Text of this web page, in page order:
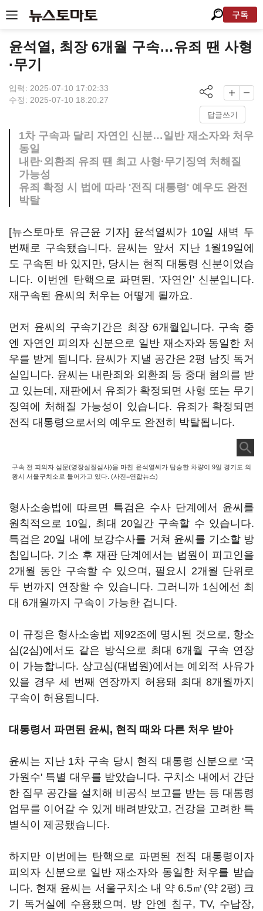
구독
윤석열, 최장 6개월 구속…유죄 땐 사형
·무기
입력: 2025-07-10 17:02:33
수정: 2025-07-10 18:20:27
답글쓰기
1차 구속과 달리 자연인 신분…일반 재소자와 처우
동일
내란·외환죄 유죄 땐 최고 사형·무기징역 처해질
가능성
유죄 확정 시 법에 따라 '전직 대통령' 예우도 완전
박탈
[뉴스토마토 유근윤 기자] 윤석열씨가 10일 새벽 두
번째로 구속됐습니다. 윤씨는 앞서 지난 1월19일에
도 구속된 바 있지만, 당시는 현직 대통령 신분이었습
니다. 이번엔 탄핵으로 파면된, '자연인' 신분입니다.
재구속된 윤씨의 처우는 어떻게 될까요.
먼저 윤씨의 구속기간은 최장 6개월입니다. 구속 중
엔 자연인 피의자 신분으로 일반 재소자와 동일한 처
우를 받게 됩니다. 윤씨가 지낼 공간은 2평 남짓 독거
실입니다. 윤씨는 내란죄와 외환죄 등 중대 혐의를 받
고 있는데, 재판에서 유죄가 확정되면 사형 또는 무기
징역에 처해질 가능성이 있습니다. 유죄가 확정되면
전직 대통령으로서의 예우도 완전히 박탈됩니다.
구속 전 피의자 심문(영장실질심사)을 마친 윤석열씨가 탑승한 차량이 9일 경기도 의
왕시 서울구치소로 들어가고 있다. (사진=연합뉴스)
형사소송법에 따르면 특검은 수사 단계에서 윤씨를
원칙적으로 10일, 최대 20일간 구속할 수 있습니다.
특검은 20일 내에 보강수사를 거쳐 윤씨를 기소할 방
침입니다. 기소 후 재판 단계에서는 법원이 피고인을
2개월 동안 구속할 수 있으며, 필요시 2개월 단위로
두 번까지 연장할 수 있습니다. 그러니까 1심에선 최
대 6개월까지 구속이 가능한 겁니다.
이 규정은 형사소송법 제92조에 명시된 것으로, 항소
심(2심)에서도 같은 방식으로 최대 6개월 구속 연장
이 가능합니다. 상고심(대법원)에서는 예외적 사유가
있을 경우 세 번째 연장까지 허용돼 최대 8개월까지
구속이 허용됩니다.
대통령서 파면된 윤씨, 현직 때와 다른 처우 받아
윤씨는 지난 1차 구속 당시 현직 대통령 신분으로 '국
가원수' 특별 대우를 받았습니다. 구치소 내에서 간단
한 집무 공간을 설치해 비공식 보고를 받는 등 대통령
업무를 이어갈 수 있게 배려받았고, 건강을 고려한 특
별식이 제공됐습니다.
하지만 이번에는 탄핵으로 파면된 전직 대통령이자
피의자 신분으로 일반 재소자와 동일한 처우를 받습
니다. 현재 윤씨는 서울구치소 내 약 6.5㎡(약 2평) 크
기 독거실에 수용됐으며. 방 안엔 침구, TV, 수납장,